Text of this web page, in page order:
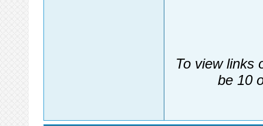
To view links
be 10